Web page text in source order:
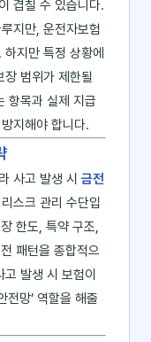
겹칠 수 있습니다.
지만, 운전자보험
지만 특정 상황에
장 범위가 제한될
항목과 실제 지급
지해야 합니다.
사고 발생 시 금전
스크 관리 수단입
한도, 특약 구조,
패턴을 종합적으
발생 시 보험이
전망’ 역할을 해줄